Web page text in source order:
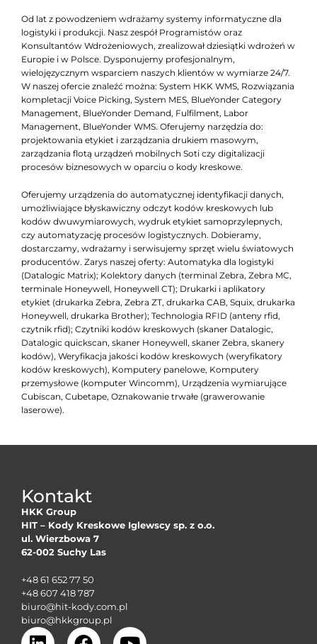
Od lat z powodzeniem wdrażamy systemy informatyczne dla
logistyki i produkcji. Nasz zespół Programistów oraz
Konsultantów Wdrożeniowych, zrealizował dziesiątki wdrożeń w
Europie i w Polsce. Dysponujemy profesjonalnym,
wielojęzycznym wsparciem naszych klientów w wymiarze 24/7.
W naszej ofercie znaleźć można: System HKK WMS, Rozwiązania
kompletacji Voice Picking, System MES, BlueYonder Category
Management, BlueYonder Demand, Fulfilment, Labor
Management, BlueYonder WMS. Oferujemy narzędzia do:
projektowania etykiet i zarządzania drukiem masowym,
zarządzania flotą urządzeń mobilnych Soti czy digitalizacji
procesów biznesowych w oparciu o kody kreskowe.
Oferujemy urządzenia do automatycznej identyfikacji danych,
umożliwiające błyskawiczny odczyt kodów kreskowych lub
kodów dwuwymiarowych, wydruk etykiet samoprzylepnych,
czy automatyzację procesów logistycznych. Dobieramy,
dostarczamy, wdrażamy i serwisujemy sprzęt wielu światowych
producentów. Zarys naszej oferty: Automatyka dla logistyki
(Datalogic Matrix); Kolektory danych (terminal Zebra, Zebra MC,
terminale Honeywell, Honeywell CT); Drukarki i aplikatory
etykiet (drukarka Zebra, Zebra ZT, drukarka CAB, Squix, drukarka
Honeywell, drukarka Brother); Technologia RFID (anteny rfid,
czytnik rfid); Czytniki kodów kreskowych (skaner Datalogic,
Datalogic quickscan, skaner Honeywell, skaner Zebra, skanery
kodów), Weryfikacja jakości kodów kreskowych (weryfikatory
kodów kreskowych), Komputery panelowe, Komputery
przemysłowe (komputer Wincomm), Urządzenia wymiarujące
Cubiscan, Cubetape, Oznakowanie trwałe (grawerowanie
laserowe).
Kontakt
HKK Group
HIT – Kody Kreskowe Iglewscy sp. z o.o.
ul. Wierzbowa 7
62-002 Suchy Las
+48 61 652 77 50
+48 607 418 787
biuro@hit-kody.com.pl
biuro@hkkgroup.pl